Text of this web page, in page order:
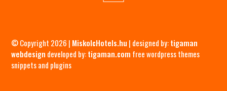
© Copyright 2026 | MiskolcHotels.hu | designed by:tigaman
webdesign developed by:tigaman.com free wordpress themes
snippets and plugins